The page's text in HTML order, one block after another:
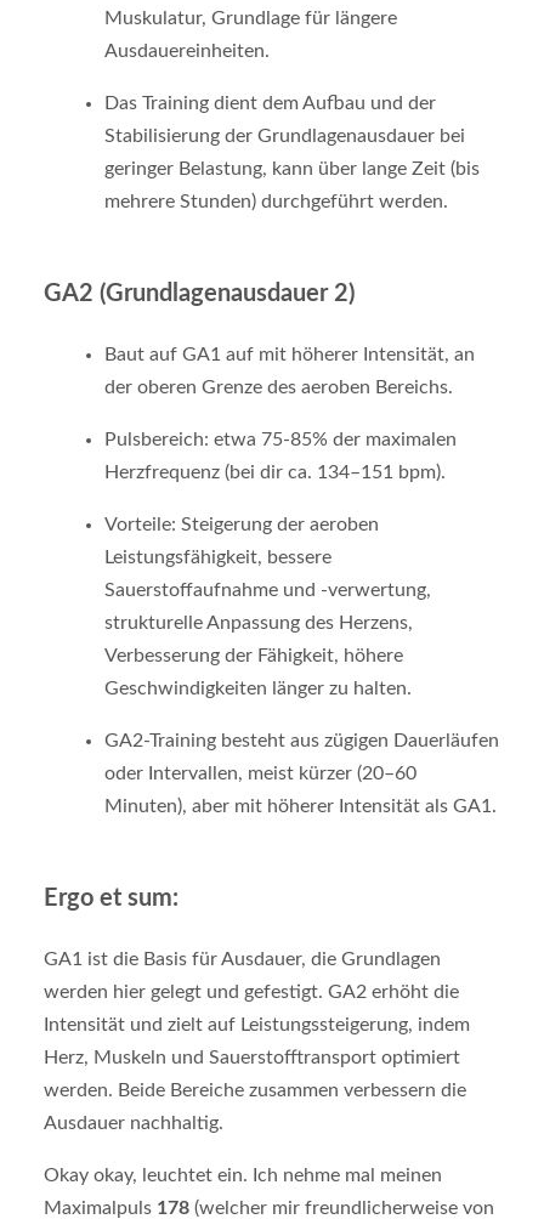
Muskulatur, Grundlage für längere
Ausdauereinheiten.
Das Training dient dem Aufbau und der
Stabilisierung der Grundlagenausdauer bei
geringer Belastung, kann über lange Zeit (bis
mehrere Stunden) durchgeführt werden.
GA2 (Grundlagenausdauer 2)
Baut auf GA1 auf mit höherer Intensität, an
der oberen Grenze des aeroben Bereichs.
Pulsbereich: etwa 75-85% der maximalen
Herzfrequenz (bei dir ca. 134–151 bpm).
Vorteile: Steigerung der aeroben
Leistungsfähigkeit, bessere
Sauerstoffaufnahme und -verwertung,
strukturelle Anpassung des Herzens,
Verbesserung der Fähigkeit, höhere
Geschwindigkeiten länger zu halten.
GA2-Training besteht aus zügigen Dauerläufen
oder Intervallen, meist kürzer (20–60
Minuten), aber mit höherer Intensität als GA1.
Ergo et sum:
GA1 ist die Basis für Ausdauer, die Grundlagen
werden hier gelegt und gefestigt. GA2 erhöht die
Intensität und zielt auf Leistungssteigerung, indem
Herz, Muskeln und Sauerstofftransport optimiert
werden. Beide Bereiche zusammen verbessern die
Ausdauer nachhaltig.
Okay okay, leuchtet ein. Ich nehme mal meinen
Maximalpuls 178(welcher mir freundlicherweise von